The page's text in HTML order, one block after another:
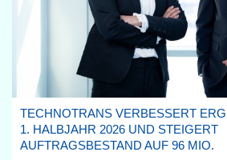
TECHNOTRANS VERBESSERT
1. HALBJAHR 2026 UND STEIGERT
AUFTRAGSBESTAND AUF 96 MIO.